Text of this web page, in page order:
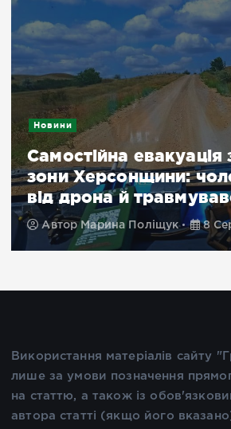
Новини
Самостійна евакуація
зони Херсонщини:
від дрона й
Автор Марина Поліщук 8
Використання матеріалів сайту
лише за умови позначення
на статтю, а також із
автора статті (якщо його